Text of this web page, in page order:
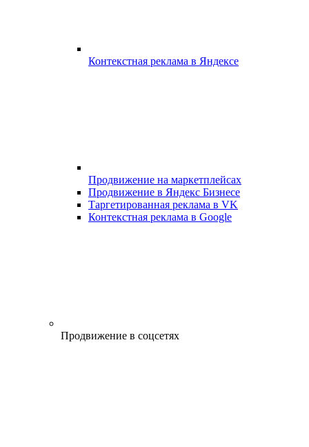
Контекстная реклама в Яндексе
Продвижение на маркетплейсах
Продвижение в Яндекс Бизнесе
Таргетированная реклама в VK
Контекстная реклама в Google
Продвижение в соцсетях